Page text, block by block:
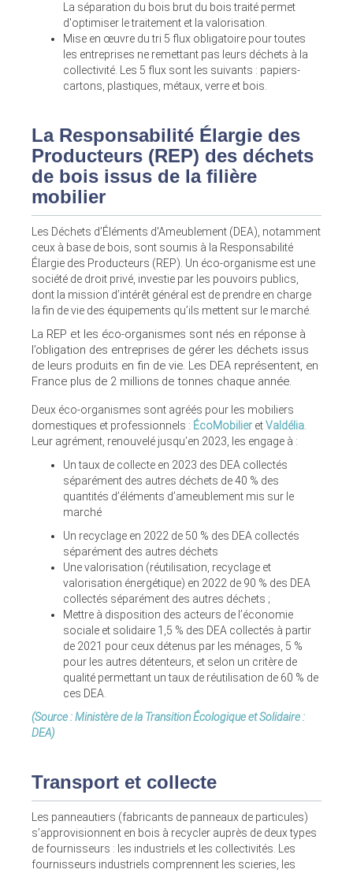
La séparation du bois brut du bois traité permet
d'optimiser le traitement et la valorisation.
Mise en œuvre du tri 5 flux obligatoire pour toutes
les entreprises ne remettant pas leurs déchets à la
collectivité. Les 5 flux sont les suivants : papiers-
cartons, plastiques, métaux, verre et bois.
La Responsabilité Élargie des
Producteurs (REP) des déchets
de bois issus de la filière
mobilier
Les Déchets d’Éléments d'Ameublement (DEA), notamment
ceux à base de bois, sont soumis à la Responsabilité
Élargie des Producteurs (REP). Un éco-organisme est une
société de droit privé, investie par les pouvoirs publics,
dont la mission d’intérêt général est de prendre en charge
la fin de vie des équipements qu’ils mettent sur le marché.
La REP et les éco-organismes sont nés en réponse à
l’obligation des entreprises de gérer les déchets issus
de leurs produits en fin de vie. Les DEA représentent, en
France plus de 2 millions de tonnes chaque année.
Deux éco-organismes sont agréés pour les mobiliers
domestiques et professionnels : ÉcoMobilier etValdélia
Leur agrément, renouvelé jusqu’en 2023, les engage à :
Un taux de collecte en 2023 des DEA collectés
séparément des autres déchets de 40 % des
quantités d’éléments d’ameublement mis sur le
marché
Un recyclage en 2022 de 50 % des DEA collectés
séparément des autres déchets
Une valorisation (réutilisation, recyclage et
valorisation énergétique) en 2022 de 90 % des DEA
collectés séparément des autres déchets ;
Mettre à disposition des acteurs de l’économie
sociale et solidaire 1,5 % des DEA collectés à partir
de 2021 pour ceux détenus par les ménages, 5 %
pour les autres détenteurs, et selon un critère de
qualité permettant un taux de réutilisation de 60 % de
ces DEA.
(Source : Ministère de la Transition Écologique et Solidaire :
DEA)
Transport et collecte
Les panneautiers (fabricants de panneaux de particules)
s’approvisionnent en bois à recycler auprès de deux types
de fournisseurs : les industriels et les collectivités. Les
fournisseurs industriels comprennent les scieries, les